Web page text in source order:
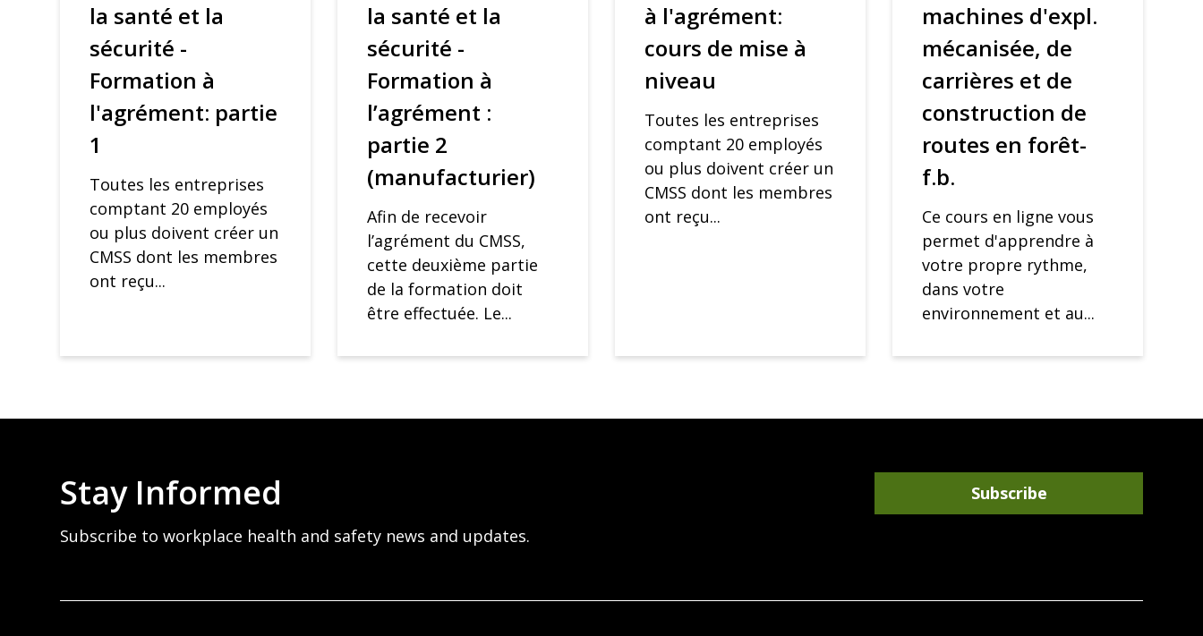
la santé et la
sécurité -
Formation à
l'agrément: partie
1
Toutes les entreprises
comptant 20 employés
ou plus doivent créer un
CMSS dont les membres
ont reçu...
la santé et la
sécurité -
Formation à
l’agrément :
partie 2
(manufacturier)
Afin de recevoir
l’agrément du CMSS,
cette deuxième partie
de la formation doit
être effectuée. Le...
à l'agrément:
cours de mise à
niveau
Toutes les entreprises
comptant 20 employés
ou plus doivent créer un
CMSS dont les membres
ont reçu...
machines d'expl.
mécanisée, de
carrières et de
construction de
routes en forêt-
f.b.
Ce cours en ligne vous
permet d'apprendre à
votre propre rythme,
dans votre
environnement et au...
Stay Informed
Subscribe to workplace health and safety news and updates.
Subscribe